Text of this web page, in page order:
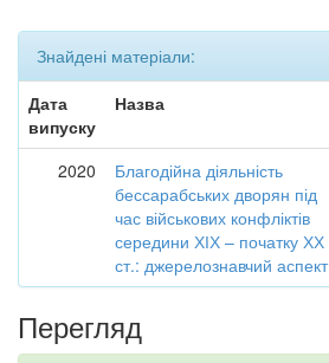
Знайдені матеріали:
Дата
випуску
Назва
2020
Благодійна діяльність
бессарабських дворян під
час військових конфліктів
середини ХІХ – початку ХХ
ст.: джерелознавчий аспект
Перегляд